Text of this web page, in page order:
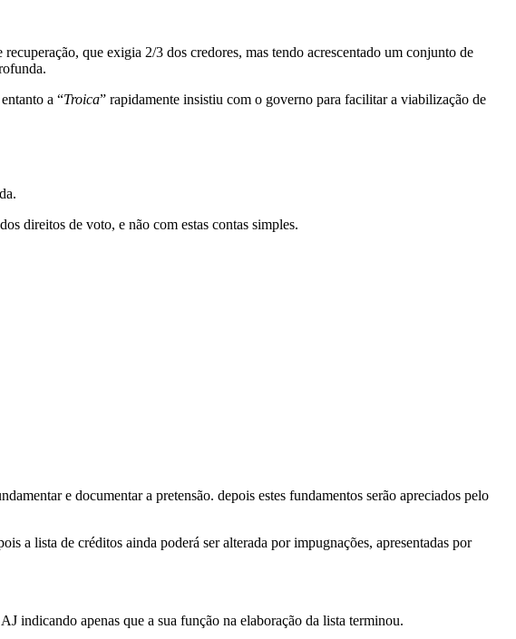
que exigia 2/3 dos credores, mas tendo acrescentado um conjunto de
a “Troica” rapidamente insistiu com o governo para facilitar a viabilização de
direitos de voto, e não com estas contas simples.
e documentar a pretensão. depois estes fundamentos serão apreciados pelo
a lista de créditos ainda poderá ser alterada por impugnações, apresentadas por
indicando apenas que a sua função na elaboração da lista terminou.